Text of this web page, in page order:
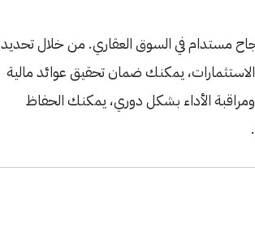
مستدام في السوق العقاري. من خلال تحديد
الاستثمارات، يمكنك ضمان تحقيق عوائد مالية
الأداء بشكل دوري، يمكنك الحفاظ